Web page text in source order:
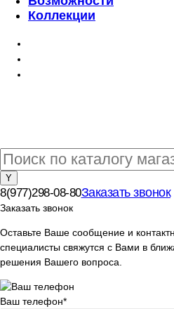
Коллекции
8(977)298-08-80Заказать звонок
Заказать звонок
Оставьте Ваше сообщение и
специалисты свяжутся с Вами в
решения Вашего вопроса.
Ваш телефон*